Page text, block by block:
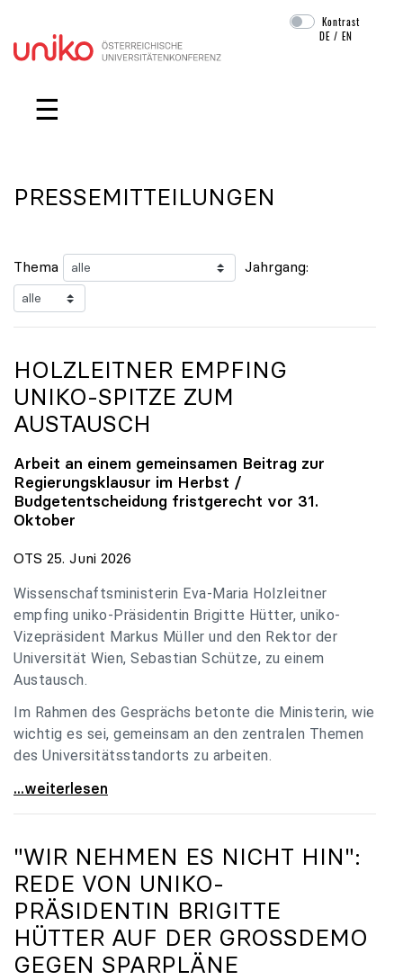
Navigation überspringen
Kontrast
DE /EN
☰
PRESSEMITTEILUNGEN
Thema Jahrgang:
HOLZLEITNER EMPFING
UNIKO-SPITZE ZUM
AUSTAUSCH
Arbeit an einem gemeinsamen Beitrag zur
Regierungsklausur im Herbst /
Budgetentscheidung fristgerecht vor 31.
Oktober
OTS 25. Juni 2026
Wissenschaftsministerin Eva-Maria Holzleitner
empfing uniko-Präsidentin Brigitte Hütter, uniko-
Vizepräsident Markus Müller und den Rektor der
Universität Wien, Sebastian Schütze, zu einem
Austausch.
Im Rahmen des Gesprächs betonte die Ministerin, wie
wichtig es sei, gemeinsam an den zentralen Themen
des Universitätsstandorts zu arbeiten.
Holzleitner empfing uniko-Spitze zum Austausch
...weiterlesen
"WIR NEHMEN ES NICHT HIN":
REDE VON UNIKO-
PRÄSIDENTIN BRIGITTE
HÜTTER AUF DER GROSSDEMO G
EGEN SPARPLÄNE